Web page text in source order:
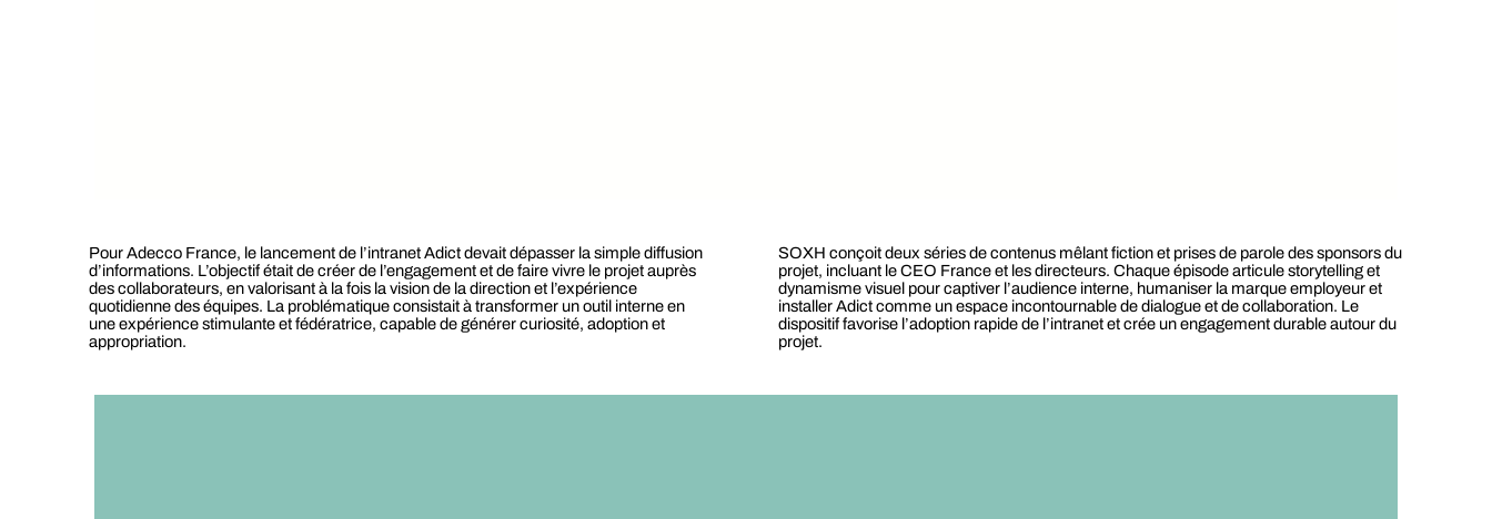
Pour Adecco France, le lancement de l’intranet Adict devait dépasser la simple diffusion
d’informations. L’objectif était de créer de l’engagement et de faire vivre le projet auprès
des collaborateurs, en valorisant à la fois la vision de la direction et l’expérience
quotidienne des équipes. La problématique consistait à transformer un outil interne en
une expérience stimulante et fédératrice, capable de générer curiosité, adoption et
appropriation.
SOXH conçoit deux séries de contenus mêlant fiction et prises de parole des sponsors du
projet, incluant le CEO France et les directeurs. Chaque épisode articule storytelling et
dynamisme visuel pour captiver l’audience interne, humaniser la marque employeur et
installer Adict comme un espace incontournable de dialogue et de collaboration. Le
dispositif favorise l’adoption rapide de l’intranet et crée un engagement durable autour du
projet.